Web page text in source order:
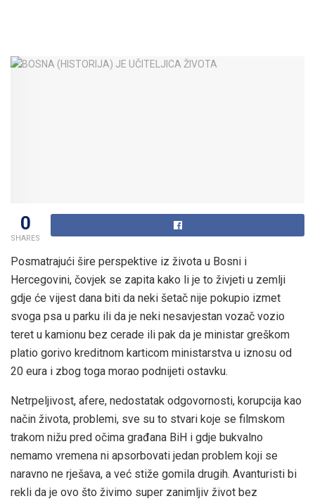
0
SHARES
Posmatrajući šire perspektive iz života u Bosni i
Hercegovini, čovjek se zapita kako li je to živjeti u zemlji
gdje će vijest dana biti da neki šetač nije pokupio izmet
svoga psa u parku ili da je neki nesavjestan vozač vozio
teret u kamionu bez cerade ili pak da je ministar greškom
platio gorivo kreditnom karticom ministarstva u iznosu od
20 eura i zbog toga morao podnijeti ostavku.
Netrpeljivost, afere, nedostatak odgovornosti, korupcija kao
način života, problemi, sve su to stvari koje se filmskom
trakom nižu pred očima građana BiH i gdje bukvalno
nemamo vremena ni apsorbovati jedan problem koji se
naravno ne rješava, a već stiže gomila drugih. Avanturisti bi
rekli da je ovo što živimo super zanimljiv život bez